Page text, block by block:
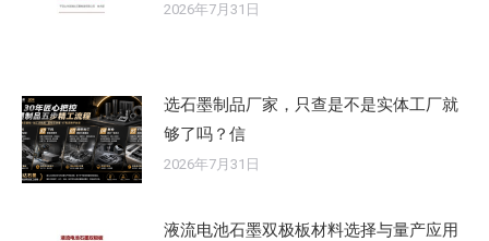
2026年7月31日
选石墨制品厂家，只查是不是实体工厂就
够了吗？信
2026年7月31日
液流电池石墨双极板材料选择与量产应用